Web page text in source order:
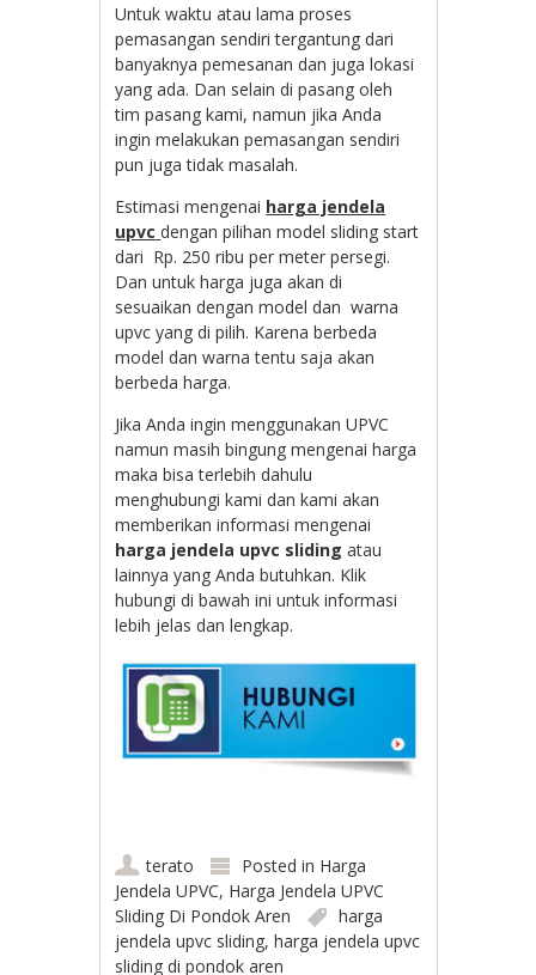
Untuk waktu atau lama proses
pemasangan sendiri tergantung dari
banyaknya pemesanan dan juga lokasi
yang ada. Dan selain di pasang oleh
tim pasang kami, namun jika Anda
ingin melakukan pemasangan sendiri
pun juga tidak masalah.
Estimasi mengenai harga jendela
upvc dengan pilihan model sliding start
dari Rp. 250 ribu per meter persegi.
Dan untuk harga juga akan di
sesuaikan dengan model dan warna
upvc yang di pilih. Karena berbeda
model dan warna tentu saja akan
berbeda harga.
Jika Anda ingin menggunakan UPVC
namun masih bingung mengenai harga
maka bisa terlebih dahulu
menghubungi kami dan kami akan
memberikan informasi mengenai
harga jendela upvc sliding atau
lainnya yang Anda butuhkan. Klik
hubungi di bawah ini untuk informasi
lebih jelas dan lengkap.
terato Posted in Harga
Jendela UPVC, Harga Jendela UPVC
Sliding Di Pondok Aren
harga
jendela upvc sliding,harga jendela upvc
sliding di pondok aren